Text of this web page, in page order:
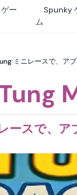
ー
Spunky
ム
ミニレースで、ア
ースで、ア